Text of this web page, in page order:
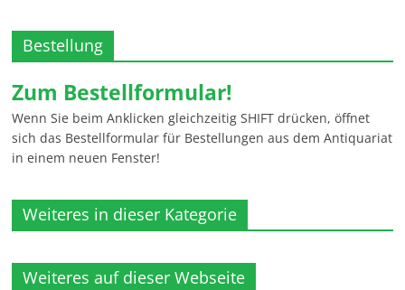
Bestellung
Zum Bestellformular!
Wenn Sie beim Anklicken gleichzeitig SHIFT drücken, öffnet
sich das Bestellformular für Bestellungen aus dem Antiquariat
in einem neuen Fenster!
Weiteres in dieser Kategorie
Weiteres auf dieser Webseite